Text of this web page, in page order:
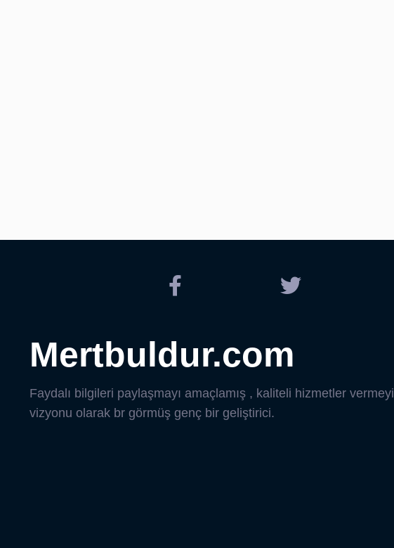
Mertbuldur.com
Faydalı bilgileri paylaşmayı amaçlamış , kaliteli hizmetler vermeyi
vizyonu olarak br görmüş genç bir geliştirici.